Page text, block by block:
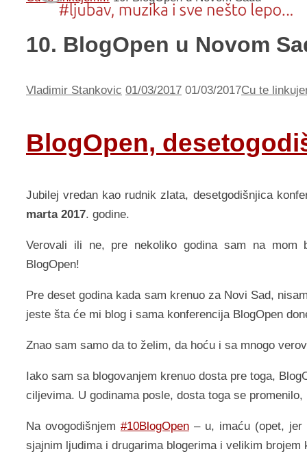
10. BlogOpen u Novom
Vladimir Stankovic 01/03/2017 01/03/2017Cu te
BlogOpen,
Jubilej vredan kao rudnik zlata, desetgodišnjica
marta 2017. godine.
Verovali ili ne, pre nekoliko godina sam na mom
BlogOpen!
Pre deset godina kada sam krenuo za Novi Sad,
jeste šta će mi blog i sama konferencija BlogOpen
Znao sam samo da to želim, da hoću i sa mnogo
Iako sam sa blogovanjem krenuo dosta pre toga,
ciljevima. U godinama posle, dosta toga se promenilo,
Na ovogodišnjem #10BlogOpen– u, imaću (opet, jer
sjajnim ljudima i drugarima blogerima i velikim brojem